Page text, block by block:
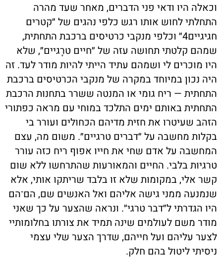
וכאלה היו ודאי פני הדברים, מאחר שעד מהרה
התחלתי לחוש אותו רגש כלפי נהגים של ״קטרים
חגיגיים4״ וכלפי מנקבי כרטיסים ברכבת התחתית,
שמהם קלטתי תחושה עזה של ״חיים טרָגיים״, שלא
היו מוכרים לי ושמהם עתיד הייתי להיות מודר לעד. זה
היה נכון במיוחד במקרה של מנקבי הכרטיסים ברכבת
התחתית — ריח גומי או המנטה ששרר בתחנות הרכבת
התחתית באותם ימים התלכד במוחי עם מראה כפתורי
הזהב שעיטרו את חזית מדיהם הכחולים ועורר בי
בקלות מחשבה על ״דברים טרגיים״. משום מה, עצם
המחשבה על אדם שחי את חייו אפוף ריח כזה עורר
טרגיות בלבי. החיים והמאורעות שהתרחשו ללא שום
קשר אלי, במקומות שלא זו בלבד שריתקו אותי, אלא
שנמנעה ממני גישה אליהם ואל האנשים שם, הם־הם
היו הגדרתי ל״דבר טרגי״. ונראה שהצער על כך שאני
מודר משם לעולמים שינה תמיד את צורתו בחלומותיי
לצער עליהם ועל חייהם, שדרך הצער שלי עצמי
ניסיתי ליטול בהם חלק.